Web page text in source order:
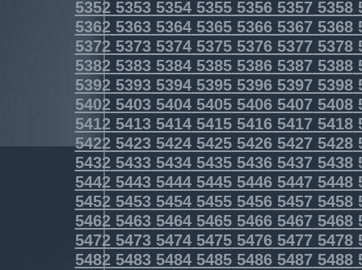
5352535353545355535653575358
5362536353645365536653675368
5372537353745375537653775378
5382538353845385538653875388
5392539353945395539653975398
5402540354045405540654075408
5412541354145415541654175418
5422542354245425542654275428
5432543354345435543654375438
5442544354445445544654475448
5452545354545455545654575458
5462546354645465546654675468
5472547354745475547654775478
5482548354845485548654875488